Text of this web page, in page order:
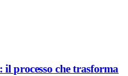
processo che trasforma